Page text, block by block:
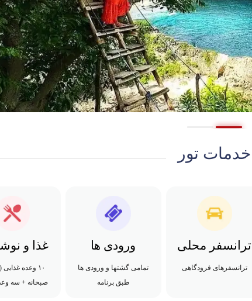
خدمات تور
ترانسفر محلی
ترانسفرهای فرودگاهی
ورودی ها
تمامی گشتها و ورودی ها
طبق برنامه
غذا و
صبحانه + سه